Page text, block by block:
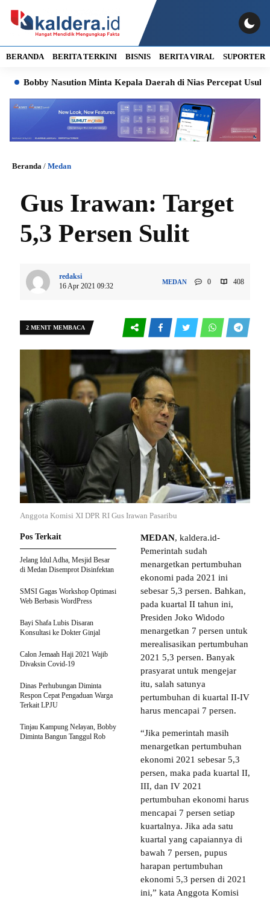
BERANDA BERITA TERKINI BISNIS BERITA VIRAL SUPORTER
Nasution Minta Kepala Daerah di Nias Percepat Usulan BKP
Beranda / Medan
Gus Irawan: Target
5,3 Persen Sulit
redaksi
16 Apr 2021 09:32
MEDAN 0 408
2 MENIT MEMBACA
Anggota Komisi XI DPR RI Gus Irawan Pasaribu
MEDAN, kaldera.id-
Pemerintah sudah
menargetkan pertumbuhan
ekonomi pada 2021 ini
sebesar 5,3 persen. Bahkan,
pada kuartal II tahun ini,
Presiden Joko Widodo
menargetkan 7 persen untuk
merealisasikan pertumbuhan
2021 5,3 persen. Banyak
prasyarat untuk mengejar
itu, salah satunya
pertumbuhan di kuartal II-IV
harus mencapai 7 persen.
“Jika pemerintah masih
menargetkan pertumbuhan
ekonomi 2021 sebesar 5,3
persen, maka pada kuartal II,
III, dan IV 2021
pertumbuhan ekonomi harus
mencapai 7 persen setiap
kuartalnya. Jika ada satu
kuartal yang capaiannya di
bawah 7 persen, pupus
harapan pertumbuhan
ekonomi 5,3 persen di 2021
ini,” kata Anggota Komisi
Pos Terkait
Jelang Idul Adha, Mesjid Besar
di Medan Disemprot Disinfektan
SMSI Gagas Workshop Optimasi
Web Berbasis WordPress
Bayi Shafa Lubis Disaran
Konsultasi ke Dokter Ginjal
Calon Jemaah Haji 2021 Wajib
Divaksin Covid-19
Dinas Perhubungan Diminta
Respon Cepat Pengaduan Warga
Terkait LPJU
Tinjau Kampung Nelayan, Bobby
Diminta Bangun Tanggul Rob